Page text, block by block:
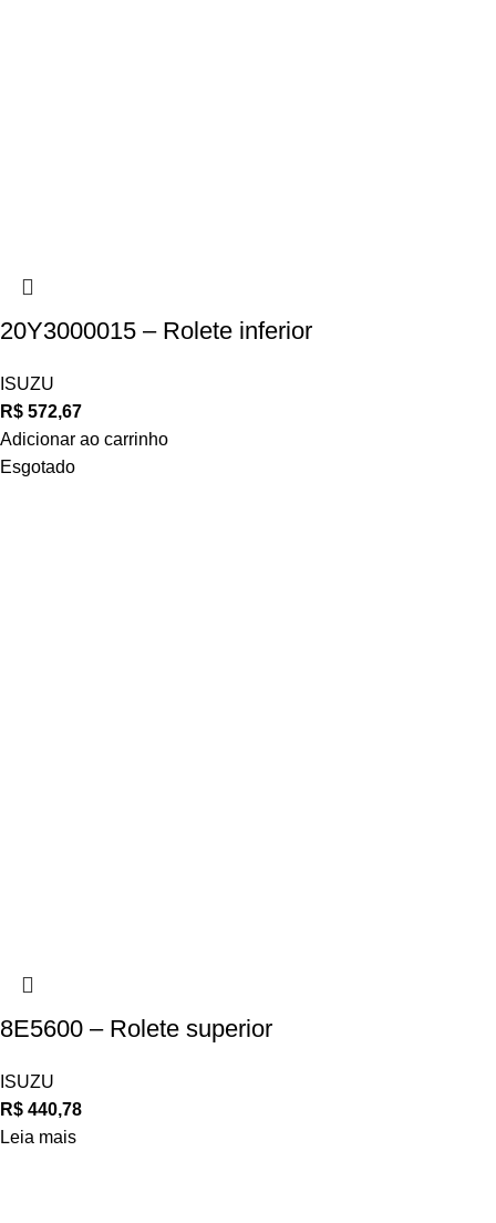
20Y3000015 – Rolete inferior
ISUZU
R$ 572,67
Adicionar ao carrinho
Esgotado
8E5600 – Rolete superior
ISUZU
R$ 440,78
Leia mais